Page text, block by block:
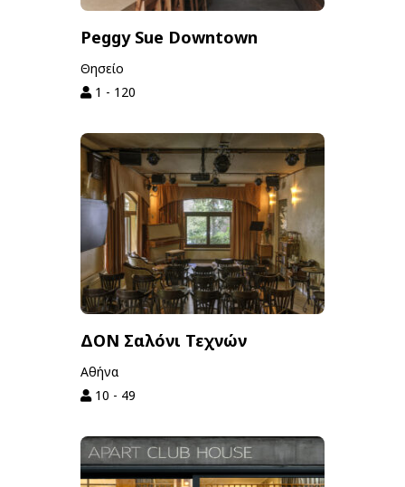
Peggy Sue Downtown
Θησείο
1 - 120
ΔΟΝ Σαλόνι Τεχνών
Αθήνα
10 - 49